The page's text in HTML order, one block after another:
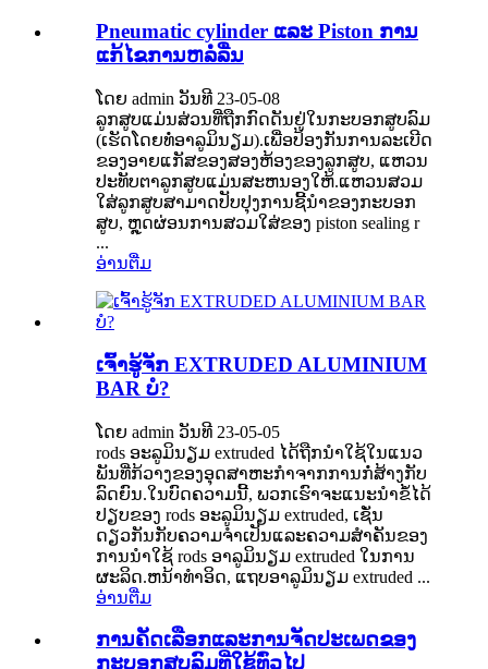
Pneumatic cylinder ແລະ Piston ການ
ແກ້ໄຂການຫລໍ່ລື່ນ
ໂດຍ admin ວັນທີ 23-05-08
ລູກສູບແມ່ນສ່ວນທີ່ຖືກກົດດັນຢູ່ໃນກະບອກສູບລົມ
(ເຮັດໂດຍທໍ່ອາລູມິນຽມ).ເພື່ອປ້ອງກັນການລະເບີດ
ຂອງອາຍແກັສຂອງສອງຫ້ອງຂອງລູກສູບ, ແຫວນ
ປະທັບຕາລູກສູບແມ່ນສະຫນອງໃຫ້.ແຫວນສວມ
ໃສ່ລູກສູບສາມາດປັບປຸງການຊີ້ນໍາຂອງກະບອກ
ສູບ, ຫຼຸດຜ່ອນການສວມໃສ່ຂອງ piston sealing r
...
ອ່ານ​ຕື່ມ
ເຈົ້າຮູ້ຈັກ EXTRUDED ALUMINIUM
BAR ບໍ?
ໂດຍ admin ວັນທີ 23-05-05
rods ອະລູມິນຽມ extruded ໄດ້ຖືກນໍາໃຊ້ໃນແນວ
ພັນທີ່ກ້ວາງຂອງອຸດສາຫະກໍາຈາກການກໍ່ສ້າງກັບ
ລົດຍົນ.ໃນບົດຄວາມນີ້, ພວກເຮົາຈະແນະນໍາຂໍ້ໄດ້
ປຽບຂອງ rods ອະລູມິນຽມ extruded, ເຊັ່ນ
ດຽວກັນກັບຄວາມຈໍາເປັນແລະຄວາມສໍາຄັນຂອງ
ການນໍາໃຊ້ rods ອາລູມິນຽມ extruded ໃນການ
ຜະລິດ.ຫນ້າທໍາອິດ, ແຖບອາລູມິນຽມ extruded ...
ອ່ານ​ຕື່ມ
ການຄັດເລືອກແລະການຈັດປະເພດຂອງ
ກະບອກສູບລົມທີ່ໃຊ້ທົ່ວໄປ